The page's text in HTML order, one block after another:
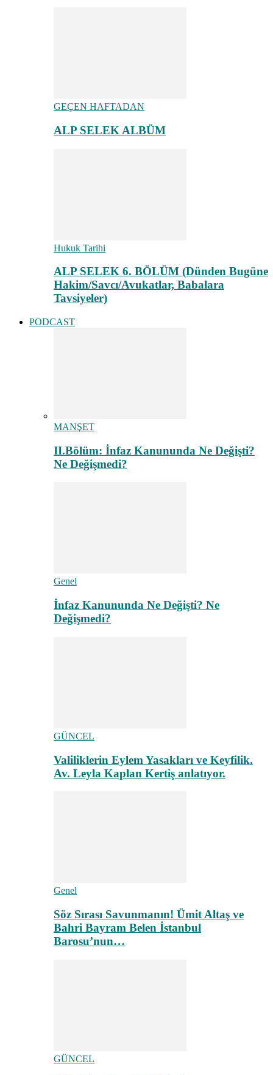
GEÇEN HAFTADAN
ALP SELEK ALBÜM
Hukuk Tarihi
ALP SELEK 6. BÖLÜM (Dünden Bugüne
Hakim/Savcı/Avukatlar, Babalara
Tavsiyeler)
PODCAST
MANŞET
II.Bölüm: İnfaz Kanununda Ne Değişti?
Ne Değişmedi?
Genel
İnfaz Kanununda Ne Değişti? Ne
Değişmedi?
GÜNCEL
Valiliklerin Eylem Yasakları ve Keyfilik.
Av. Leyla Kaplan Kertiş anlatıyor.
Genel
Söz Sırası Savunmanın! Ümit Altaş ve
Bahri Bayram Belen İstanbul
Barosu’nun…
GÜNCEL